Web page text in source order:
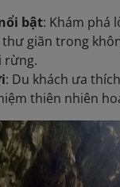
bật: Khám phá
thư giãn trong
rừng.
: Du khách ưa
thiên nhiên